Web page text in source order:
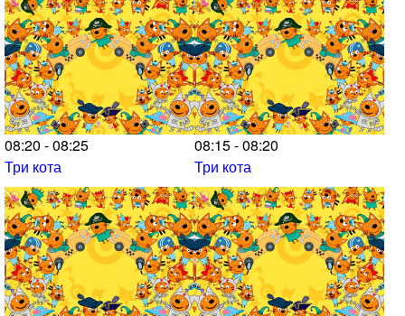
08:20 - 08:25
Три кота
08:15 - 08:20
Три кота